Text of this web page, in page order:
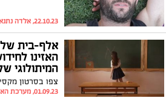
22.10.23, אלדה נתנאל
אלף-בית של
האזינו
המיתולוגי
01.09.23, מערכת האתר